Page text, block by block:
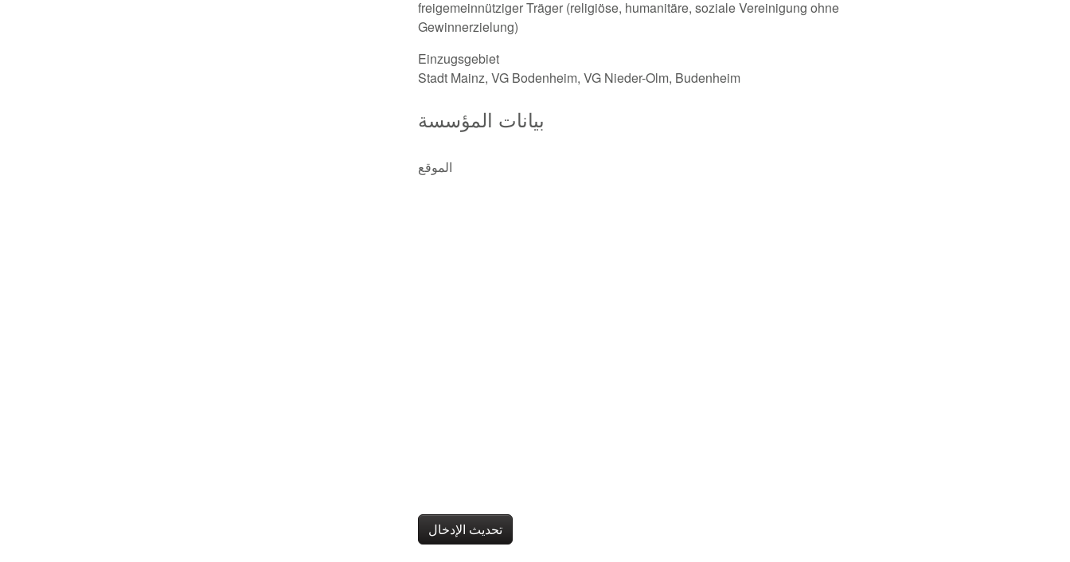
freigemeinnütziger Träger (religiöse, humanitäre, soziale Vereinigung ohne
Gewinnerzielung)
Einzugsgebiet
Stadt Mainz, VG Bodenheim, VG Nieder-Olm, Budenheim
بيانات المؤسسة
الموقع
تحديث الإدخال